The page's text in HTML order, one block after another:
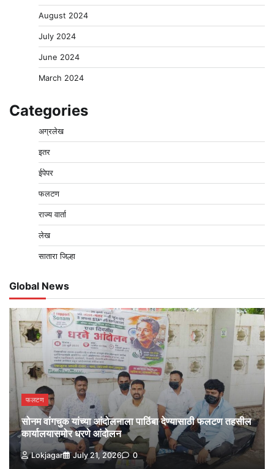
August 2024
July 2024
June 2024
March 2024
Categories
अग्रलेख
इतर
ईपेपर
फलटण
राज्य वार्ता
लेख
सातारा जिल्हा
Global News
फलटण
सोनम वांगचुक यांच्या आंदोलनाला पाठिंबा देण्यासाठी फलटण तहसील
कार्यालयासमोर धरणे आंदोलन
Lokjagar July 21, 2026 0